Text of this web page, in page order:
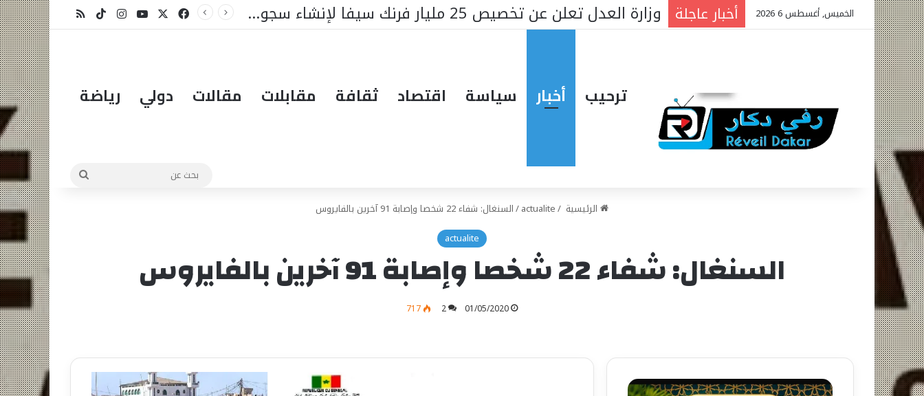
الخميس, أغسطس 6 2026 أخبار عاجلة وزارة العدل تعلن عن تخصيص 25 مليار فرنك سيفا لإنشاء سجون جديدة في السنغال … فيسبوكيوتيوبانستقرام
‫TikTokملخص الموقع RSS
ترحيب أخبار سياسة اقتصاد ثقافة مقابلات مقالات دولي رياضة
بحث
الرئيسية /
actualite
/السنغال: شفاء 22 شخصا وإصابة 91 آخرين بالفايروس
actualite
السنغال: شفاء 22 شخصا وإصابة 91 آخرين بالفايروس
01/05/2020
2
717